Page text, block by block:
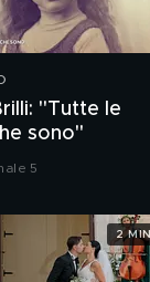
"Tutte le
sono"
5
2 MIN